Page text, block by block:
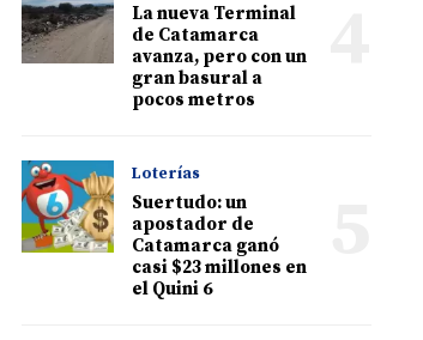
La nueva Terminal
de Catamarca
avanza, pero con un
gran basural a
pocos metros
Loterías
Suertudo: un
apostador de
Catamarca ganó
casi $23 millones en
el Quini 6